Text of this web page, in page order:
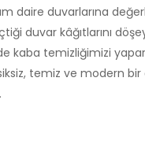
daire duvarlarına
duvar kâğıtlarını
kaba temizliğimizi
temiz ve modern bir